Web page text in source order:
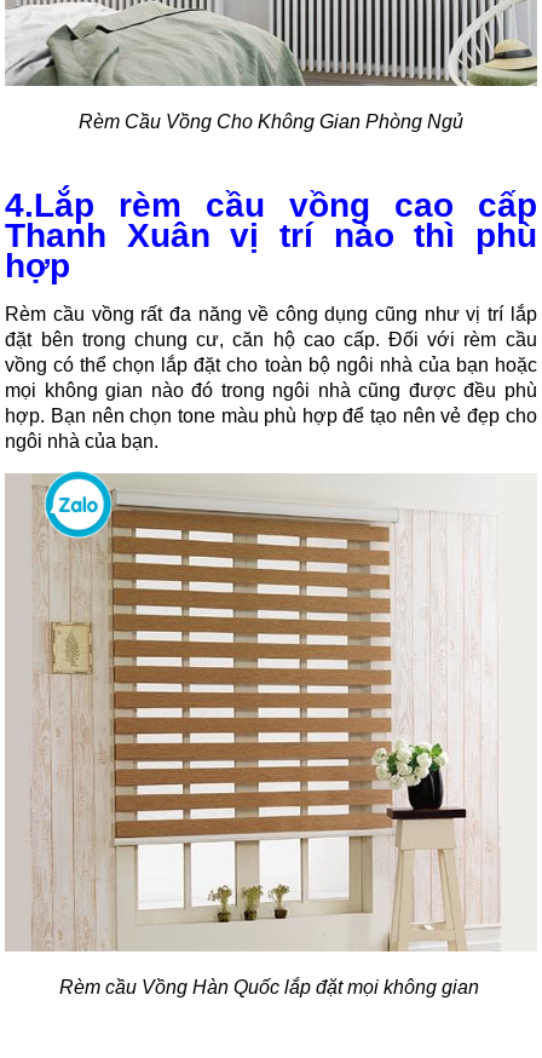
Rèm Cầu Vồng Cho Không Gian Phòng Ngủ
4.Lắp rèm cầu vồng cao cấp
Thanh Xuân vị trí nào thì phù
hợp
Rèm cầu vồng rất đa năng về công dụng cũng như vị trí lắp
đặt bên trong chung cư, căn hộ cao cấp. Đối với rèm cầu
vồng có thể chọn lắp đặt cho toàn bộ ngôi nhà của bạn hoặc
mọi không gian nào đó trong ngôi nhà cũng được đều phù
hợp. Bạn nên chọn tone màu phù hợp để tạo nên vẻ đẹp cho
ngôi nhà của bạn.
Rèm cầu Vồng Hàn Quốc lắp đặt mọi không gian